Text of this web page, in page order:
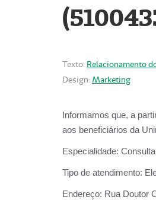
Texto: Relacionamento
Design: Marketing
Informamos que, a
aos beneficiários da
Especialidade:
Tipo de atendimento:
Endereço: Rua Doutor